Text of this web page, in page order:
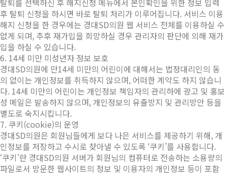
탈퇴를 선택하신 후 해지신청 메뉴에서 본인확인을 위한 정보 입력
후 탈퇴 신청을 하시면 바로 탈퇴 처리가 이루어집니다. 서비스 이용
해지 신청을 한 경우에는 경대SD의원 웹 서비스 전체를 이용하실 수
없게 되며, 추후 재가입을 희망하실 경우 관리자의 판단에 의해 재가
입을 하실 수 있습니다.
6. 14세 미만 미성년자 정보 보호
경대SD의원에 만14세 미만의 어린이에 대해서는 법정대리인의 동
의 없이는 개인정보를 취득하지 않으며, 어떠한 계약도 하지 않습니
다. 14세 미만의 어린이는 개인정보 책임자의 관리하에 광고 및 홍보
성 메일은 발송하지 않으며, 개인정보의 유출방지 및 관리방안 등을
별도로 숙지시킵니다.
7. 쿠키(cookie)의 운영
경대SD의원은 회원님들에게 보다 나은 서비스를 제공하기 위해, 개
인정보를 저장하고 수시로 찾아낼 수 있도록 ‘쿠키’를 사용합니다.
‘쿠키’란 경대SD의원 서버가 회원님의 컴퓨터로 전송하는 소용량의
파일로서 방문한 웹사이트의 정보 및 이용자의 개인정보 등이 포함